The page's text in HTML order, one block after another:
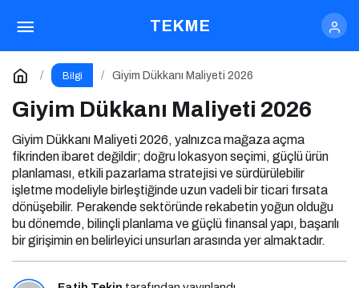
TEKME
Bilgi Giyim Dükkanı Maliyeti 2026
Giyim Dükkanı Maliyeti 2026
Giyim Dükkanı Maliyeti 2026, yalnızca mağaza açma
fikrinden ibaret değildir; doğru lokasyon seçimi, güçlü ürün
planlaması, etkili pazarlama stratejisi ve sürdürülebilir
işletme modeliyle birleştiğinde uzun vadeli bir ticari fırsata
dönüşebilir. Perakende sektöründe rekabetin yoğun olduğu
bu dönemde, bilinçli planlama ve güçlü finansal yapı, başarılı
bir girişimin en belirleyici unsurları arasında yer almaktadır.
Giyim Dükkanı Maliyeti 2026
Yorum Yap